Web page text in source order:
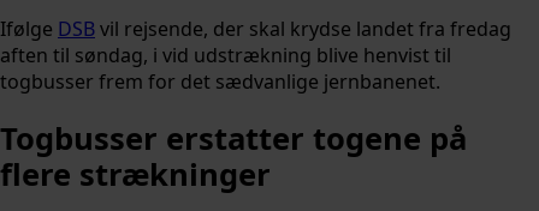
Ifølge DSBvil rejsende, der skal krydse landet fra fredag
aften til søndag, i vid udstrækning blive henvist til
togbusser frem for det sædvanlige jernbanenet.
Togbusser erstatter togene på
flere strækninger